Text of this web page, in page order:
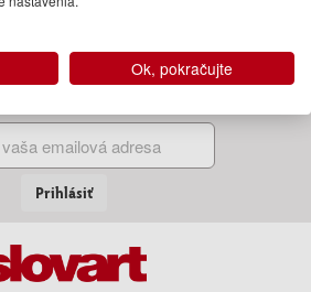
Váš email
Prihlásiť
Ok, pokračujte